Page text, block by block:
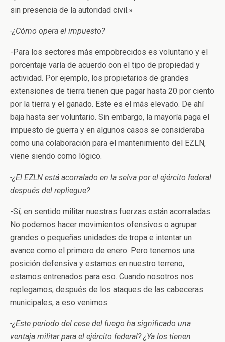
sin presencia de la autoridad civil.»
-¿Cómo opera el impuesto?
-Para los sectores más empobrecidos es voluntario y el
porcentaje varía de acuerdo con el tipo de propiedad y
actividad. Por ejemplo, los propietarios de grandes
extensiones de tierra tienen que pagar hasta 20 por ciento
por la tierra y el ganado. Este es el más elevado. De ahí
baja hasta ser voluntario. Sin embargo, la mayoría paga el
impuesto de guerra y en algunos casos se consideraba
como una colaboración para el mantenimiento del EZLN,
viene siendo como lógico.
-¿El EZLN está acorralado en la selva por el ejército federal
después del repliegue?
-Sí, en sentido militar nuestras fuerzas están acorraladas.
No podemos hacer movimientos ofensivos o agrupar
grandes o pequeñas unidades de tropa e intentar un
avance como el primero de enero. Pero tenemos una
posición defensiva y estamos en nuestro terreno,
estamos entrenados para eso. Cuando nosotros nos
replegamos, después de los ataques de las cabeceras
municipales, a eso venimos.
-¿Este periodo del cese del fuego ha significado una
ventaja militar para el ejército federal? ¿Ya los tienen